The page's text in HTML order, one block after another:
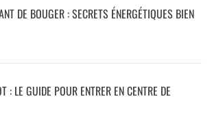
DE BOUGER : SECRETS ÉNERGÉTIQUES BIEN
: LE GUIDE POUR ENTRER EN CENTRE DE